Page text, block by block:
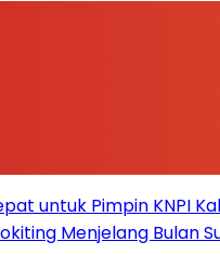
untuk Pimpin KNPI
Menjelang Bulan